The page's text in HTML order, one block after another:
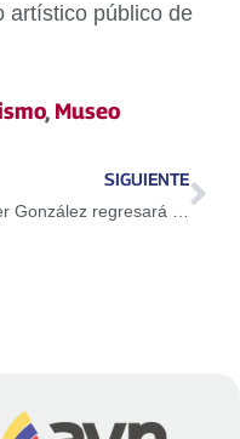
artístico público de
, Museo
SIGUIENTE
Jhoyfer González regresará al baloncesto de República Dominicana